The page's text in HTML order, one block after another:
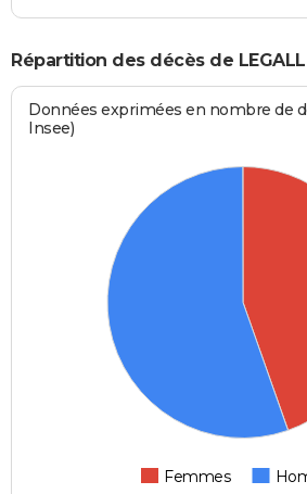
Répartition des décès de
Données exprimées en nombre de
Insee)
Femmes